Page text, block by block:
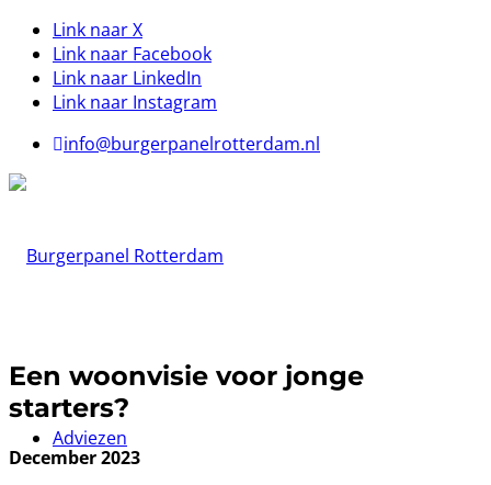
Link naar X
Link naar Facebook
Link naar LinkedIn
Link naar Instagram
info@burgerpanelrotterdam.nl
Adviezen
Een woonvisie voor jonge
starters?
December 2023